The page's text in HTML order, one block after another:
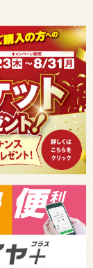
12日(水)、19日(水)、24